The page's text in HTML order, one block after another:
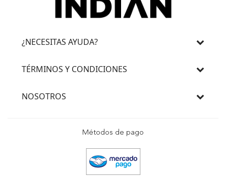
¿NECESITAS AYUDA?
TÉRMINOS Y CONDICIONES
NOSOTROS
Métodos de pago